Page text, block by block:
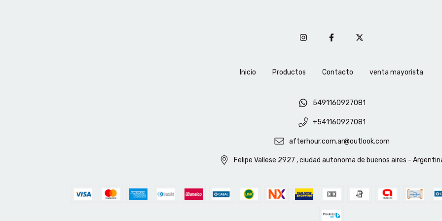
Inicio Productos Contacto venta mayorista
5491160927081
+541160927081
afterhour.com.ar@outlook.com
Felipe Vallese 2927 , ciudad autonoma de buenos aires -